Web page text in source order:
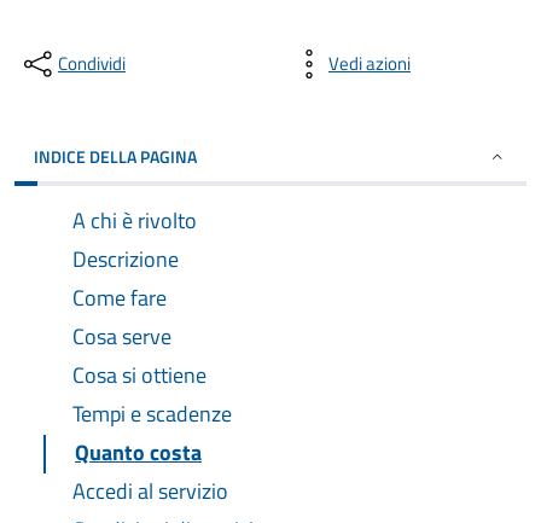
Condividi Vedi azioni
INDICE DELLA PAGINA
A chi è rivolto
Descrizione
Come fare
Cosa serve
Cosa si ottiene
Tempi e scadenze
Quanto costa
Accedi al servizio